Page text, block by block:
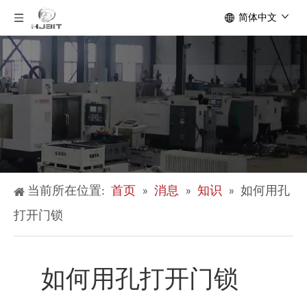
简体中文
当前所在位置: 首页 » 消息 » 知识 » 如何用孔
打开门锁
如何用孔打开门锁